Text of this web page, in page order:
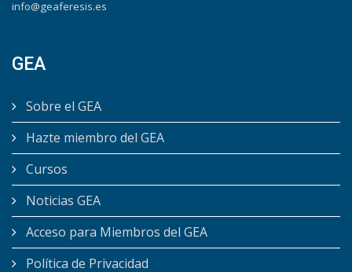
info@geaferesis.es
GEA
Sobre el GEA
Hazte miembro del GEA
Cursos
Noticias GEA
Acceso para Miembros del GEA
Política de Privacidad